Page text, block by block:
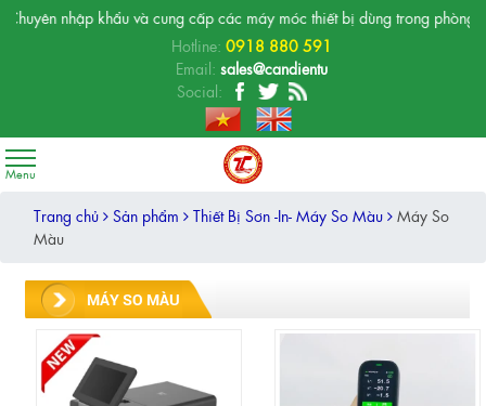
nhập khẩu và cung cấp các máy móc thiết bị dùng trong phòng
Hotline:0918 880 591
Email:sales@candientu
Social:
Trang chủ Sản phẩm Thiết Bị Sơn -In- Máy So Màu
Máy So
Màu
MÁY SO MÀU